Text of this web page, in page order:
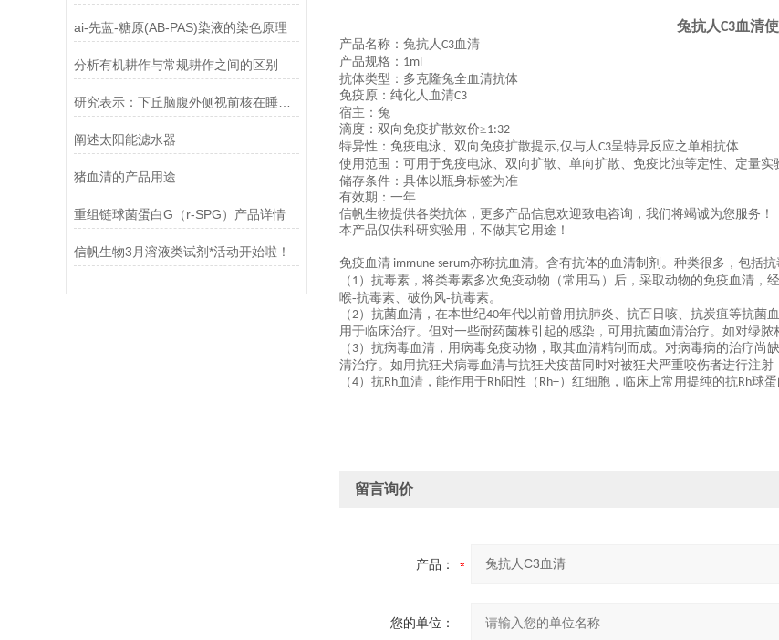
ai-先蓝-糖原(AB-PAS)染液的染色原理
分析有机耕作与常规耕作之间的区别
研究表示：下丘脑腹外侧视前核在睡眠中其中至关重要的作用
阐述太阳能滤水器
猪血清的产品用途
重组链球菌蛋白G（r-SPG）产品详情
信帆生物3月溶液类试剂*活动开始啦！
兔抗人C3血清
产品名称：兔抗人C3血清
产品规格： 1ml
抗体类型：多克隆兔全血清抗体
免疫原：纯化人血清C3
宿主：兔
滴度：双向免疫扩散效价≥1:32
特异性：免疫电泳、双向免疫扩散提示,仅与人C3呈特异反应之单相抗体
使用范围：可用于免疫电泳、双向扩散、单向扩散、免疫比浊等定性、定量实
储存条件：具体以瓶身标签为准
有效期：一年
信帆生物提供各类抗体，更多产品信息欢迎致电咨询，我们将竭诚为您服务！
本产品仅供科研实验用，不做其它用途！
免疫血清 immune serum亦称抗血清。含有抗体的血清制剂。种类很多，包括
（ 1）抗毒素，将类毒素多次免疫动物（常用马）后，采取动物的免疫血清，
喉-抗毒素、破伤风-抗毒素。
（2）抗菌血清，在本世纪40年代以前曾用抗肺炎、抗百日咳、抗炭疽等抗菌
用于临床治疗。但对一些耐药菌株引起的感染，可用抗菌血清治疗。如对绿脓
（ 3）抗病毒血清，用病毒免疫动物，取其血清精制而成。对病毒病的治疗尚
清治疗。如用抗狂犬病毒血清与抗狂犬疫苗同时对被狂犬严重咬伤者进行注射
（4）抗Rh血清，能作用于Rh阳性（ Rh+）红细胞，临床上常用提纯的抗Rh球
留言询价
产品：
您的单位：